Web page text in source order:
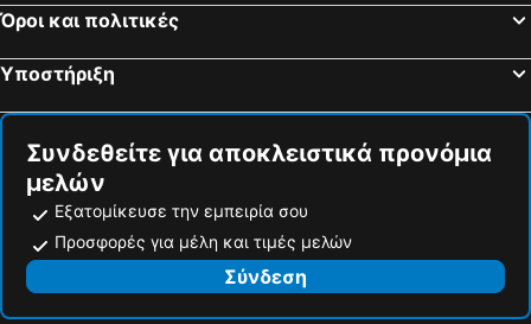
Aquileia, luxury hotels
Όροι και πολιτικές
Υποστήριξη
Συνδεθείτε για αποκλειστικά προνόμια
μελών
Εξατομίκευσε την εμπειρία σου
Προσφορές για μέλη και τιμές μελών
Σύνδεση